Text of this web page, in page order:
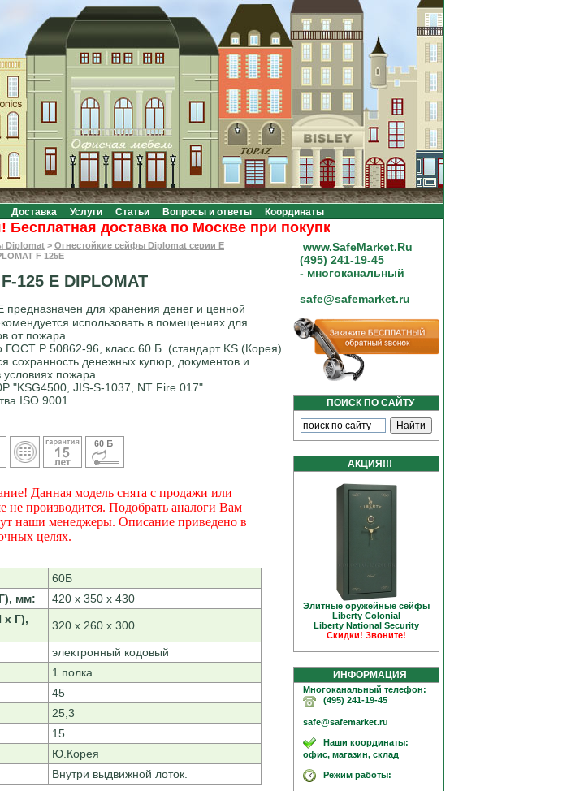
Доставка Услуги Статьи Вопросы и ответы Координаты
доставка по Москве при покупке на сумму от 20000 рублей.
Diplomat > Огнестойкие сейфы Diplomat серии E
F 125E
125 E DIPLOMAT
предназначен для хранения денег и ценной
использовать в помещениях для
от пожара.
ГОСТ Р 50862-96, класс 60 Б. (стандарт KS (Корея)
сохранность денежных купюр, документов и
пожара.
"KSG4500, JIS-S-1037, NT Fire 017"
ISO.9001.
Данная модель снята с продажи или
не производится. Подобрать аналоги Вам
наши менеджеры. Описание приведено в
целях.
60Б
мм:
420 х 350 х 430
х Г),
320 х 260 х 300
электронный кодовый
1 полка
45
25,3
15
Ю.Корея
Внутри выдвижной лоток.
www.SafeMarket.Ru
(495) 241-19-45
- многоканальный
safe@safemarket.ru
ПОИСК ПО САЙТУ
АКЦИЯ!!!
Элитные оружейные сейфы
Liberty Colonial
Liberty National Security
Скидки! Звоните!
ИНФОРМАЦИЯ
Многоканальный телефон:
(495) 241-19-45
safe@safemarket.ru
Наши координаты:
офис, магазин, склад
Режим работы: